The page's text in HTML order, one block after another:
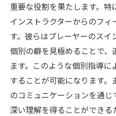
重要な役割を果たします。特
インストラクターからのフ
す。彼らはプレーヤーのスイ
個別の癖を見極めることで
ます。このような個別指導
することが可能になります。
のコミュニケーションを通じ
深い理解を得ることができ